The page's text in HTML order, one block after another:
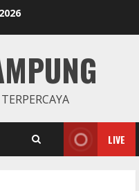
LIVE